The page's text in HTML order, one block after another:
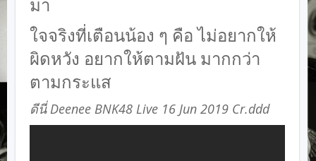
ใจจริงที่เตือนน้อง ๆ คือ ไม่อยากให้
ผิดหวัง อยากให้ตามฝัน มากกว่า
ตามกระแส
ดีนี่ Deenee BNK48 Live 16 Jun 2019 Cr.ddd